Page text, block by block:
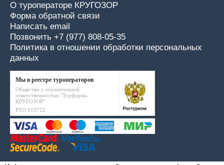
О туроператоре КРУГОЗОР
Форма обратной связи
Написать email
Позвонить +7 (977) 808-05-35
Политика в отношении обработки персональных
данных
Мы в реестре туроператоров
Общество с ограниченной
ответственностью "Турфирма
КРУГОЗОР"
РТО 019722